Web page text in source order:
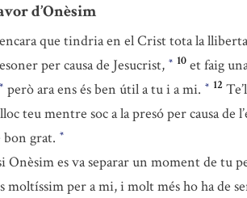
d’Onèsim
que tindria en el Crist tota la
per causa de Jesucrist, * 10 et faig
* però ara ens és ben útil a tu i a mi. * 12
teu mentre soc a la presó per causa de
bon grat. *
Onèsim es va separar un moment de tu
moltíssim per a mi, i molt més ho ha de